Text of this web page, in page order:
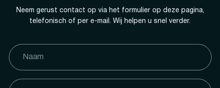
Neem gerust contact op via het formulier op deze pagina,
telefonisch of per e-mail. Wij helpen u snel verder.